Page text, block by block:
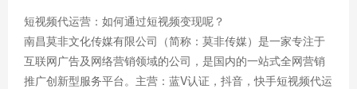
短视频代运营：如何通过短视频变现呢？
南昌莫非文化传媒有限公司（简称：莫非传媒）是一家专注于
互联网广告及网络营销领域的公司，是国内的一站式全网营销
推广创新型服务平台。主营：蓝V认证，抖音，快手短视频代运